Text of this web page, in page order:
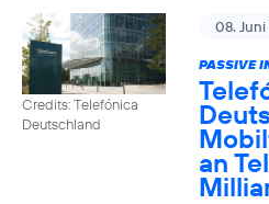
Credits: Telefónica
Deutschland
08.
PASSIVE
an